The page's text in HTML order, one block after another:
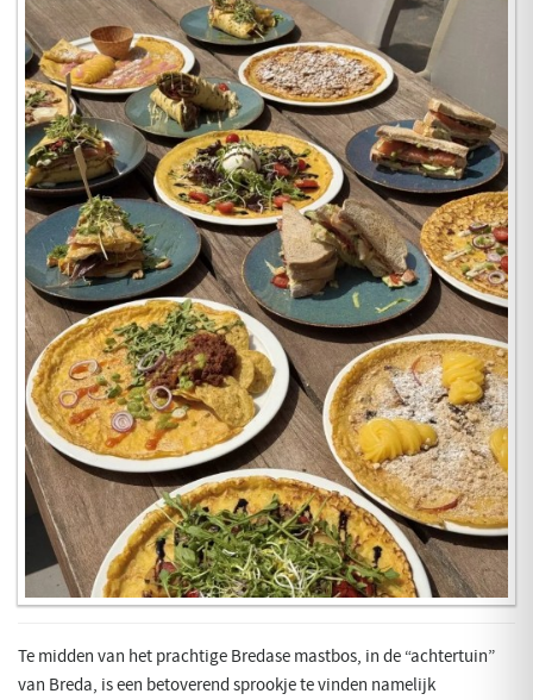
Te midden van het prachtige Bredase mastbos, in de “achtertuin”
van Breda, is een betoverend sprookje te vinden namelijk